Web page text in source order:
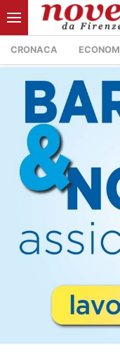
CRONACA